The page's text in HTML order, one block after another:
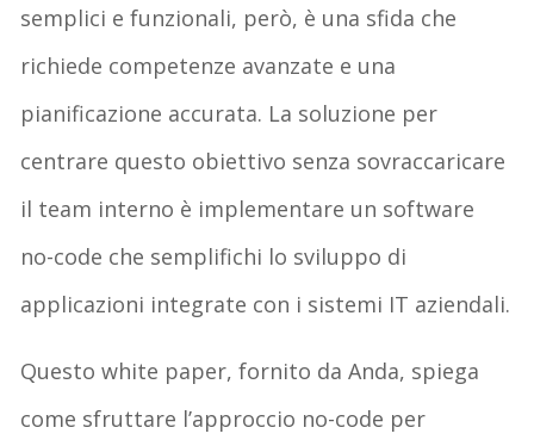
semplici e funzionali, però, è una sfida che
richiede competenze avanzate e una
pianificazione accurata. La soluzione per
centrare questo obiettivo senza sovraccaricare
il team interno è implementare un software
no-code che semplifichi lo sviluppo di
applicazioni integrate con i sistemi IT aziendali.
Questo white paper, fornito da Anda, spiega
come sfruttare l’approccio no-code per